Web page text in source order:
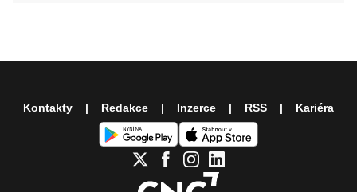
Kontakty Redakce Inzerce RSS Kariéra